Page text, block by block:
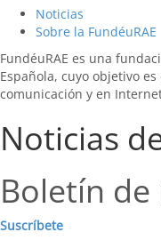
Noticias
Sobre la FundéuRAE
FundéuRAE es una
Española, cuyo objetivo
comunicación y en
Noticias
Boletín
Suscríbete